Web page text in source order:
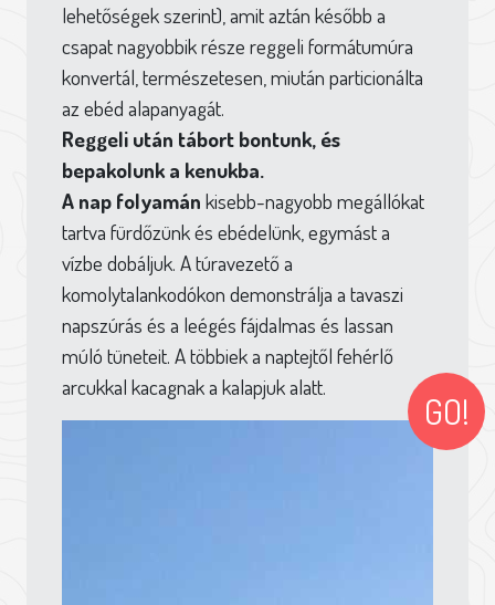
lehetőségek szerint), amit aztán később a
csapat nagyobbik része reggeli formátumúra
konvertál, természetesen, miután particionálta
az ebéd alapanyagát.
Reggeli után tábort bontunk, és
bepakolunk a kenukba.
A nap folyamán kisebb-nagyobb megállókat
tartva fürdőzünk és ebédelünk, egymást a
vízbe dobáljuk. A túravezető a
komolytalankodókon demonstrálja a tavaszi
napszúrás és a leégés fájdalmas és lassan
múló tüneteit. A többiek a naptejtől fehérlő
arcukkal kacagnak a kalapjuk alatt.
GO!